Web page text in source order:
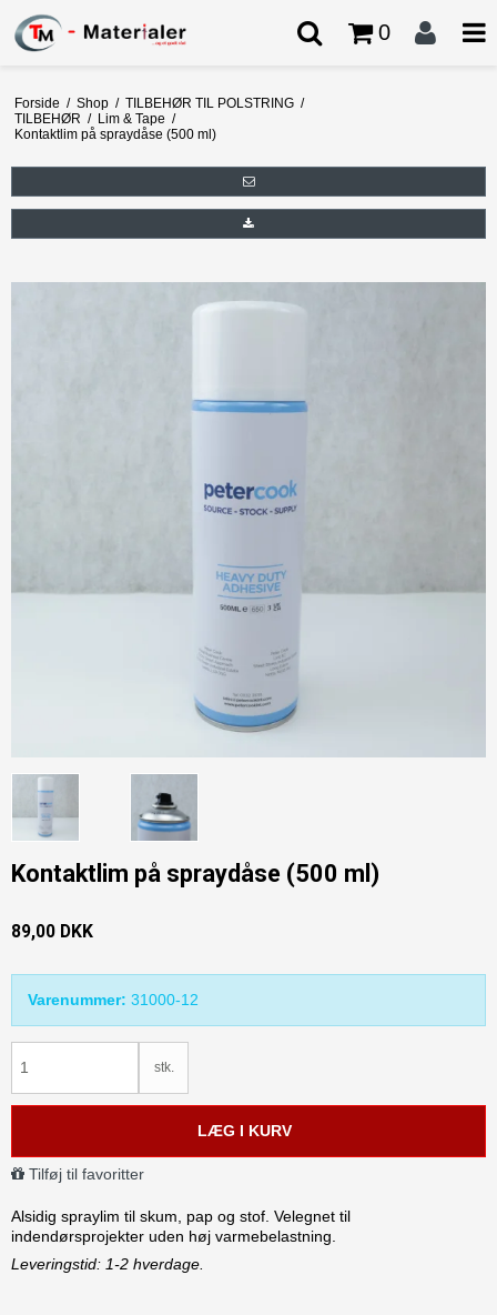
0
Forside / Shop / TILBEHØR TIL POLSTRING /
TILBEHØR / Lim & Tape /
Kontaktlim på spraydåse (500 ml)
Kontaktlim på spraydåse (500 ml)
89,00 DKK
Varenummer: 31000-12
stk.
LÆG I KURV
Tilføj til favoritter
Alsidig spraylim til skum, pap og stof. Velegnet til
indendørsprojekter uden høj varmebelastning.
Leveringstid: 1-2 hverdage.